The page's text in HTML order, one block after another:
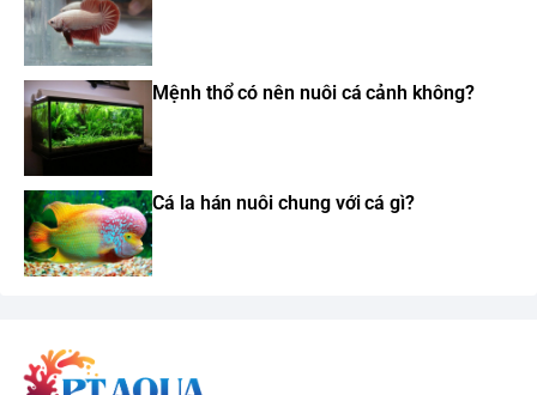
Mệnh thổ có nên nuôi cá cảnh không?
Cá la hán nuôi chung với cá gì?